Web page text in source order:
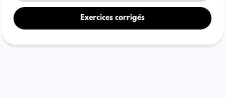
Exercices corrigés